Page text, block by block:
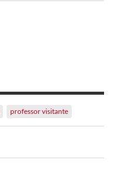
professor visitante